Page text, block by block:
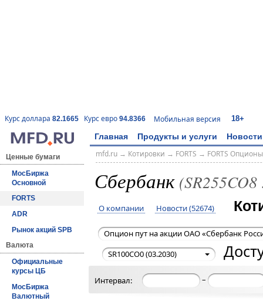
Курс доллара 82.1665 Курс евро 94.8366 Мобильная версия 18+
Главная Продукты и услуги Новости
Ценные бумаги
МосБиржа
Основной
FORTS
ADR
Рынок акций SPB
Валюта
Официальные
курсы ЦБ
МосБиржа
Валютный
mfd.ru→ Котировки → FORTS → FORTS Опционы
Сбербанк
О компании Новости (52674)
Опцион пут на акции ОАО «Сбербанк
SR100CO0 (03.2030)
Интервал: –